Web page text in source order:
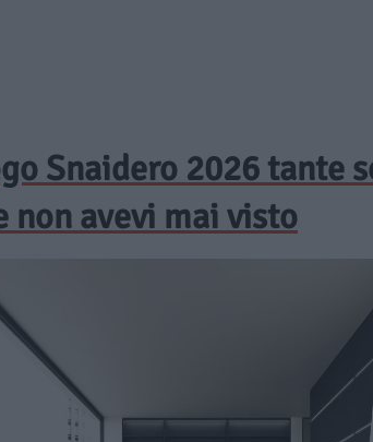
Snaidero 2026 tante
non avevi mai visto